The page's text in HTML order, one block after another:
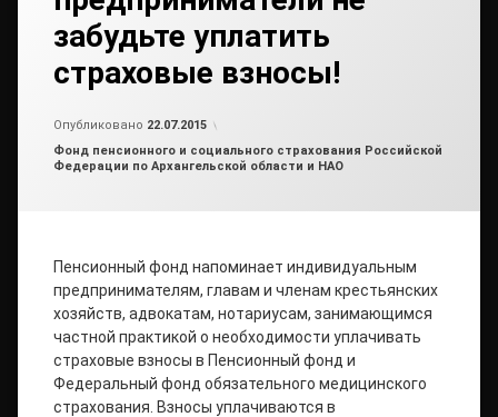
забудьте уплатить
страховые взносы!
Опубликовано 22.07.2015
Рубрики:
Фонд пенсионного и социального страхования Российской
Федерации по Архангельской области и НАО
Пенсионный фонд напоминает индивидуальным
предпринимателям, главам и членам крестьянских
хозяйств, адвокатам, нотариусам, занимающимся
частной практикой о необходимости уплачивать
страховые взносы в Пенсионный фонд и
Федеральный фонд обязательного медицинского
страхования. Взносы уплачиваются в